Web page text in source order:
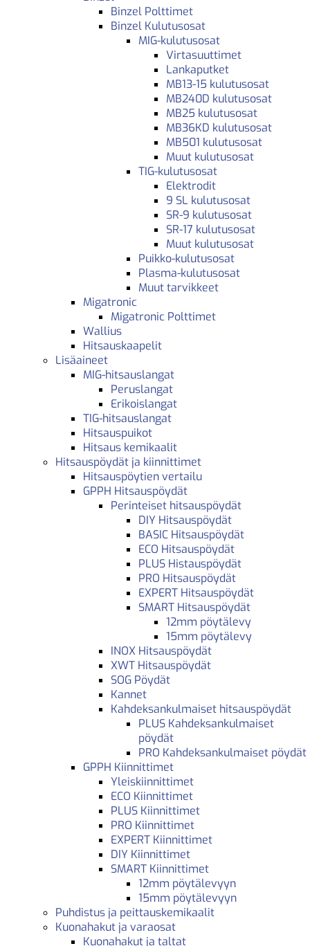
Binzel Polttimet
Binzel Kulutusosat
MIG-kulutusosat
Virtasuuttimet
Lankaputket
MB13-15 kulutusosat
MB240D kulutusosat
MB25 kulutusosat
MB36KD kulutusosat
MB501 kulutusosat
Muut kulutusosat
TIG-kulutusosat
Elektrodit
9 SL kulutusosat
SR-9 kulutusosat
SR-17 kulutusosat
Muut kulutusosat
Puikko-kulutusosat
Plasma-kulutusosat
Muut tarvikkeet
Migatronic
Migatronic Polttimet
Wallius
Hitsauskaapelit
Lisäaineet
MIG-hitsauslangat
Peruslangat
Erikoislangat
TIG-hitsauslangat
Hitsauspuikot
Hitsaus kemikaalit
Hitsauspöydät ja kiinnittimet
Hitsauspöytien vertailu
GPPH Hitsauspöydät
Perinteiset hitsauspöydät
DIY Hitsauspöydät
BASIC Hitsauspöydät
ECO Hitsauspöydät
PLUS Histauspöydät
PRO Hitsauspöydät
EXPERT Hitsauspöydät
SMART Hitsauspöydät
12mm pöytälevy
15mm pöytälevy
INOX Hitsauspöydät
XWT Hitsauspöydät
SOG Pöydät
Kannet
Kahdeksankulmaiset hitsauspöydät
PLUS Kahdeksankulmaiset
pöydät
PRO Kahdeksankulmaiset pöydät
GPPH Kiinnittimet
Yleiskiinnittimet
ECO Kiinnittimet
PLUS Kiinnittimet
PRO Kiinnittimet
EXPERT Kiinnittimet
DIY Kiinnittimet
SMART Kiinnittimet
12mm pöytälevyyn
15mm pöytälevyyn
Puhdistus ja peittauskemikaalit
Kuonahakut ja varaosat
Kuonahakut ja taltat